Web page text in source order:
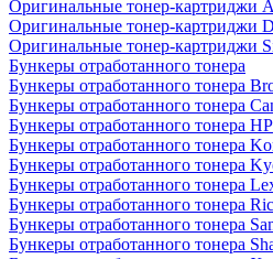
Оригинальные тонер-картриджи
Оригинальные тонер-картриджи
Оригинальные тонер-картриджи
Бункеры отработанного тонера
Бункеры отработанного тонера
Бункеры отработанного тонера
Бункеры отработанного тонера HP
Бункеры отработанного тонера
Бункеры отработанного тонера
Бункеры отработанного тонера
Бункеры отработанного тонера
Бункеры отработанного тонера
Бункеры отработанного тонера